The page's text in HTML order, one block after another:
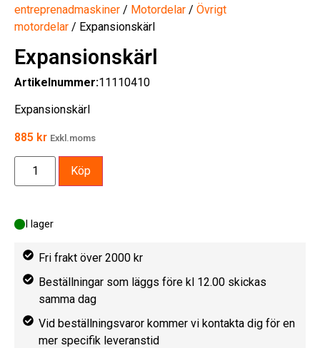
entreprenadmaskiner / Motordelar / Övrigt
motordelar / Expansionskärl
Expansionskärl
Artikelnummer:11110410
Expansionskärl
885 kr Exkl.moms
I lager
Köp
Fri frakt över 2000 kr
Beställningar som läggs före kl 12.00 skickas
samma dag
Vid beställningsvaror kommer vi kontakta dig för en
mer specifik leveranstid